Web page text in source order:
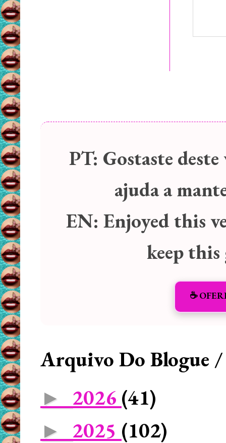
PT: Gostaste
ajuda a
EN: Enjoyed this
keep
☕️
Arquivo Do Blogue
► 2026 (41)
► 2025 (102)